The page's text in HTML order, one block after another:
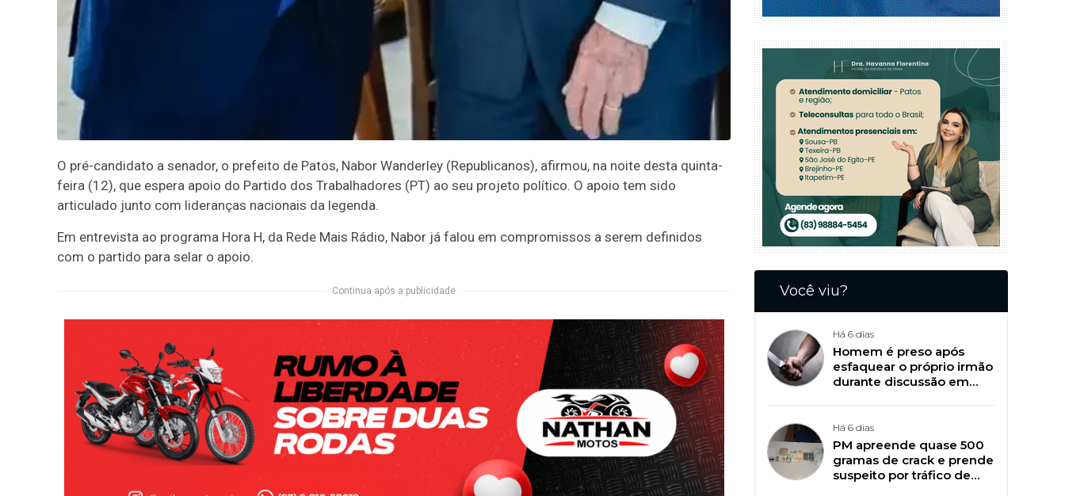
O pré-candidato a senador, o prefeito de Patos, Nabor Wanderley (Republicanos), afirmou, na noite desta quinta-
feira (12), que espera apoio do Partido dos Trabalhadores (PT) ao seu projeto político. O apoio tem sido
articulado junto com lideranças nacionais da legenda.
Em entrevista ao programa Hora H, da Rede Mais Rádio, Nabor já falou em compromissos a serem definidos
com o partido para selar o apoio.
Continua após a publicidade Você viu?
Há 6 dias
Homem é preso após
esfaquear o próprio irmão
durante discussão em
Há 6 dias
PM apreende quase 500
gramas de crack e prende
suspeito por tráfico de